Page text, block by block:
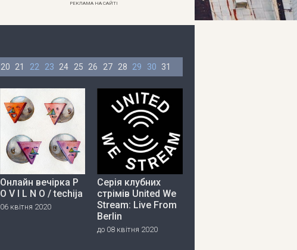
РЕКЛАМА НА САЙТІ
20 21 22 23 24 25 26 27 28 29 30 31
Онлайн вечірка P
O V I L N O / techija
06 квітня 2020
Серія клубних
стрімів United We
Stream: Live From
Berlin
до 08 квітня 2020